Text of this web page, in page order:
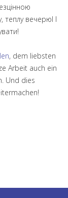
вечерюІ І
, dem liebsten
Arbeit auch ein
Und dies